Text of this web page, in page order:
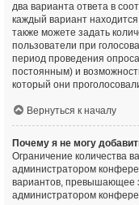
два варианта ответа в
каждый вариант
также можете задать
пользователи при
период проведения
постоянным) и
который они
Вернуться к началу
Почему я не могу
Ограничение количества
администратором
вариантов, превышающее
администратором